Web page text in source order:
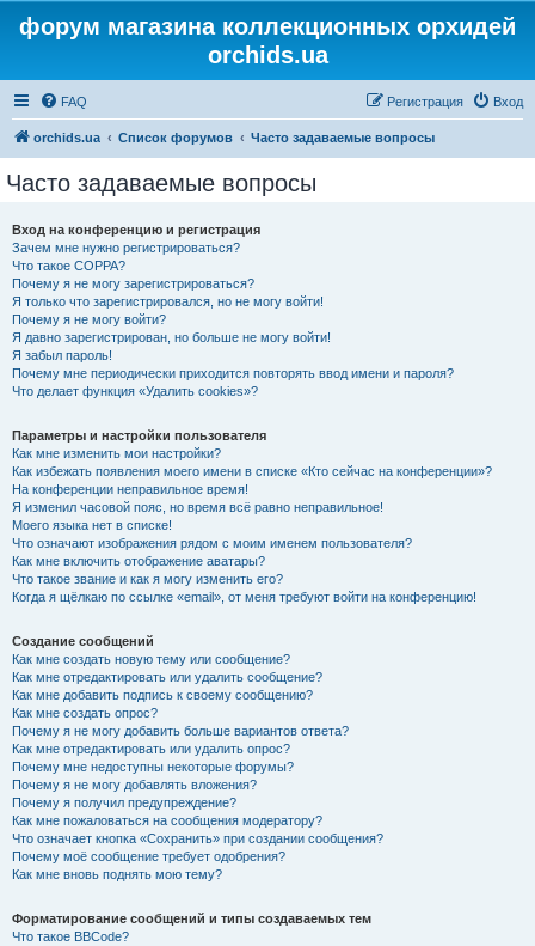
форум магазина коллекционных орхидей
orchids.ua
FAQ Вход
Регистрация
orchids.ua Список форумов Часто задаваемые вопросы
Часто задаваемые вопросы
Вход на конференцию и регистрация
Зачем мне нужно регистрироваться?
Что такое COPPA?
Почему я не могу зарегистрироваться?
Я только что зарегистрировался, но не могу войти!
Почему я не могу войти?
Я давно зарегистрирован, но больше не могу войти!
Я забыл пароль!
Почему мне периодически приходится повторять ввод имени и пароля?
Что делает функция «Удалить cookies»?
Параметры и настройки пользователя
Как мне изменить мои настройки?
Как избежать появления моего имени в списке «Кто сейчас на конференции»?
На конференции неправильное время!
Я изменил часовой пояс, но время всё равно неправильное!
Моего языка нет в списке!
Что означают изображения рядом с моим именем пользователя?
Как мне включить отображение аватары?
Что такое звание и как я могу изменить его?
Когда я щёлкаю по ссылке «email», от меня требуют войти на конференцию!
Создание сообщений
Как мне создать новую тему или сообщение?
Как мне отредактировать или удалить сообщение?
Как мне добавить подпись к своему сообщению?
Как мне создать опрос?
Почему я не могу добавить больше вариантов ответа?
Как мне отредактировать или удалить опрос?
Почему мне недоступны некоторые форумы?
Почему я не могу добавлять вложения?
Почему я получил предупреждение?
Как мне пожаловаться на сообщения модератору?
Что означает кнопка «Сохранить» при создании сообщения?
Почему моё сообщение требует одобрения?
Как мне вновь поднять мою тему?
Форматирование сообщений и типы создаваемых тем
Что такое BBCode?